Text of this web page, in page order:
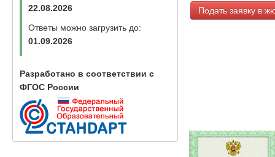
22.08.2026
Ответы можно загрузить до:
01.09.2026
Разработано в соответствии с
ФГОС России
Подать заявку в